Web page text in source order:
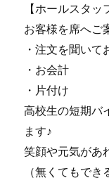
【ホールスタッ
お客様を席へご
・注文を聞いて
・お会計
・片付け
高校生の短期バ
ます♪
笑顔や元気があ
（無くてもでき